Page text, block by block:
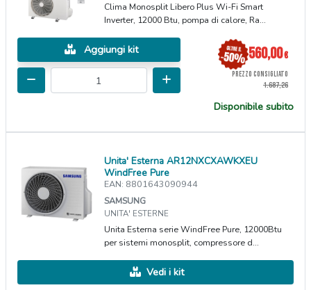
Clima Monosplit Libero Plus Wi-Fi Smart
Inverter, 12000 Btu, pompa di calore, Ra...
Aggiungi kit 560,00€
PREZZO CONSIGLIATO
1.687,26
Disponibile subito
Unita' Esterna AR12NXCXAWKXEU
WindFree Pure
EAN: 8801643090944
SAMSUNG
UNITA' ESTERNE
Unita Esterna serie WindFree Pure, 12000Btu
per sistemi monosplit, compressore d...
Vedi i kit